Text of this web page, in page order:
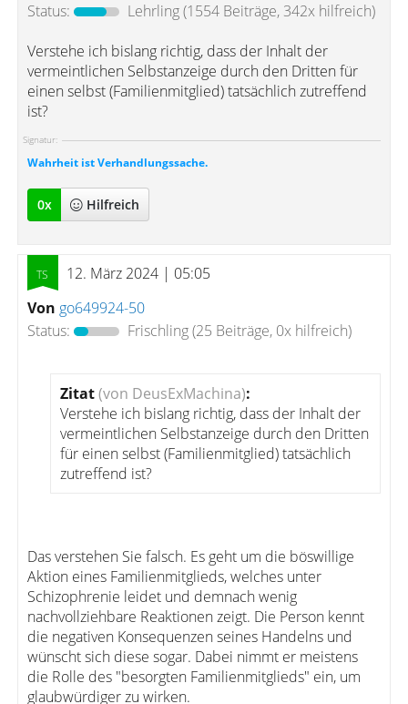
Status:
Lehrling(1554 Beiträge, 342x hilfreich)
Verstehe ich bislang richtig, dass der Inhalt der
vermeintlichen Selbstanzeige durch den Dritten für
einen selbst (Familienmitglied) tatsächlich zutreffend
ist?
Signatur:
Wahrheit ist Verhandlungssache.
0x Hilfreich
12. März 2024 | 05:05
Von go649924-50
Status:
Frischling(25 Beiträge, 0x hilfreich)
Zitat(von DeusExMachina):
Verstehe ich bislang richtig, dass der Inhalt der
vermeintlichen Selbstanzeige durch den Dritten
für einen selbst (Familienmitglied) tatsächlich
zutreffend ist?
Das verstehen Sie falsch. Es geht um die böswillige
Aktion eines Familienmitglieds, welches unter
Schizophrenie leidet und demnach wenig
nachvollziehbare Reaktionen zeigt. Die Person kennt
die negativen Konsequenzen seines Handelns und
wünscht sich diese sogar. Dabei nimmt er meistens
die Rolle des "besorgten Familienmitglieds" ein, um
glaubwürdiger zu wirken.